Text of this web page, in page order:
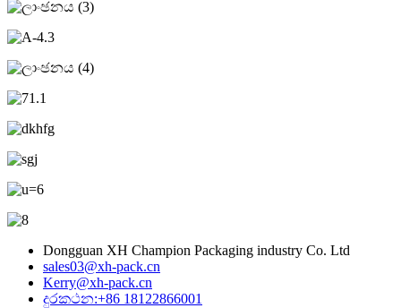
Dongguan XH Champion Packaging industry Co. Ltd
sales03@xh-pack.cn
Kerry@xh-pack.cn
දුරකථන:+86 18122866001